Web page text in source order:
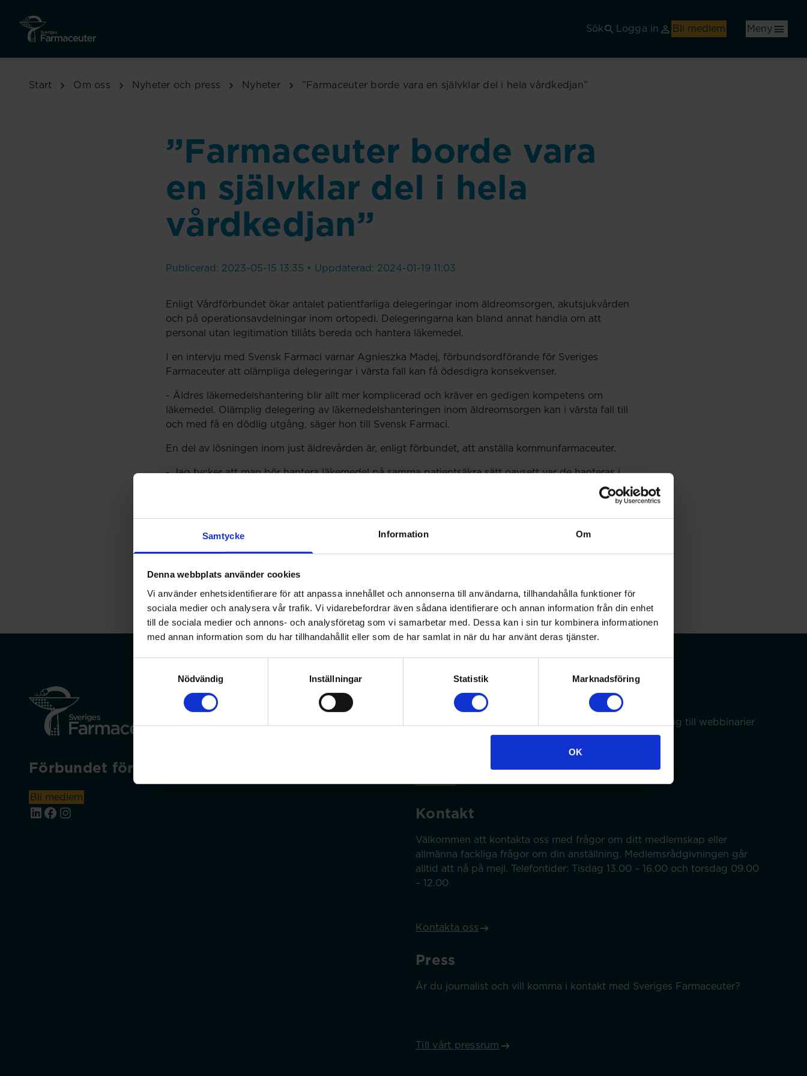
Samtycke Information Om
Denna webbplats använder cookies
Vi använder enhetsidentifierare för att anpassa innehållet och annonserna till användarna, tillhandahålla funktioner för
sociala medier och analysera vår trafik. Vi vidarebefordrar även sådana identifierare och annan information från din enhet
till de sociala medier och annons- och analysföretag som vi samarbetar med. Dessa kan i sin tur kombinera informationen
med annan information som du har tillhandahållit eller som de har samlat in när du har använt deras tjänster.
Nödvändig
Inställningar Statistik Marknadsföring
OK
Sök
Logga in Bli medlem Meny
Start Om oss Nyheter och press Nyheter ”Farmaceuter borde vara en självklar del i hela vårdkedjan”
”Farmaceuter borde vara
en självklar del i hela
vårdkedjan”
Publicerad: 2023-05-15 13:35 • Uppdaterad: 2024-01-19 11:03
Enligt Vårdförbundet ökar antalet patientfarliga delegeringar inom äldreomsorgen, akutsjukvården
och på operationsavdelningar inom ortopedi. Delegeringarna kan bland annat handla om att
personal utan legitimation tillåts bereda och hantera läkemedel.
I en intervju med Svensk Farmaci varnar Agnieszka Madej, förbundsordförande för Sveriges
Farmaceuter att olämpliga delegeringar i värsta fall kan få ödesdigra konsekvenser.
- Äldres läkemedelshantering blir allt mer komplicerad och kräver en gedigen kompetens om
läkemedel. Olämplig delegering av läkemedelshanteringen inom äldreomsorgen kan i värsta fall till
och med få en dödlig utgång, säger hon till Svensk Farmaci.
En del av lösningen inom just äldrevården är, enligt förbundet, att anställa kommunfarmaceuter.
- Jag tycker att man bör hantera läkemedel på samma patientsäkra sätt oavsett var de hanteras i
vårdkedjan och att lagstiftningen bör uppdateras så att detta inte tillåts. Våra äldre förtjänar en god
Förbundet för apotekare och receptarier.
Bli medlem
Min sida
På min sida kan du ändra dina uppgifter och anmäla dig till webbinarier
Min sida
Kontakt
Välkommen att kontakta oss med frågor om ditt medlemskap eller
allmänna fackliga frågor om din anställning. Medlemsrådgivningen går
alltid att nå på mejl. Telefontider: Tisdag 13.00 – 16.00 och torsdag 09.00
– 12.00
Kontakta oss
Press
Är du journalist och vill komma i kontakt med Sveriges Farmaceuter?
Till vårt pressrum